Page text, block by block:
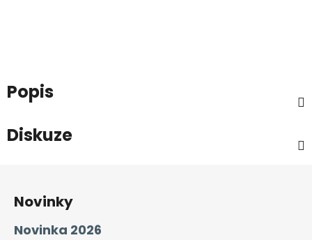
Popis
Diskuze
Novinky
Novinka 2026